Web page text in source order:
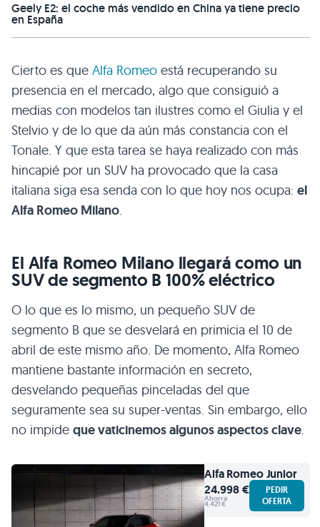
Geely E2: el coche más vendido en China ya tiene precio
en España
Cierto es que Alfa Romeo está recuperando su
presencia en el mercado, algo que consiguió a
medias con modelos tan ilustres como el Giulia y el
Stelvio y de lo que da aún más constancia con el
Tonale. Y que esta tarea se haya realizado con más
hincapié por un SUV ha provocado que la casa
italiana siga esa senda con lo que hoy nos ocupa: el
Alfa Romeo Milano.
El Alfa Romeo Milano llegará como un
SUV de segmento B 100% eléctrico
O lo que es lo mismo, un pequeño SUV de
segmento B que se desvelará en primicia el 10 de
abril de este mismo año. De momento, Alfa Romeo
mantiene bastante información en secreto,
desvelando pequeñas pinceladas del que
seguramente sea su super-ventas. Sin embargo, ello
no impide que vaticinemos algunos aspectos clave.
Alfa RomeoJunior
24.998 €
Ahorra
4.421 €
PEDIR
OFERTA